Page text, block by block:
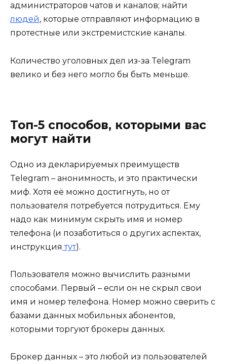
администраторов чатов и каналов; найти
людей, которые отправляют информацию в
протестные или экстремистские каналы.
Количество уголовных дел из-за Telegram
велико и без него могло бы быть меньше.
Топ-5 способов, которыми вас
могут найти
Одно из декларируемых преимуществ
Telegram – анонимность, и это практически
миф. Хотя её можно достигнуть, но от
пользователя потребуется потрудиться. Ему
надо как минимум скрыть имя и номер
телефона (и позаботиться о других аспектах,
инструкция тут).
Пользователя можно вычислить разными
способами. Первый – если он не скрыл свои
имя и номер телефона. Номер можно сверить с
базами данных мобильных абонентов,
которыми торгуют брокеры данных.
Брокер данных – это любой из пользователей